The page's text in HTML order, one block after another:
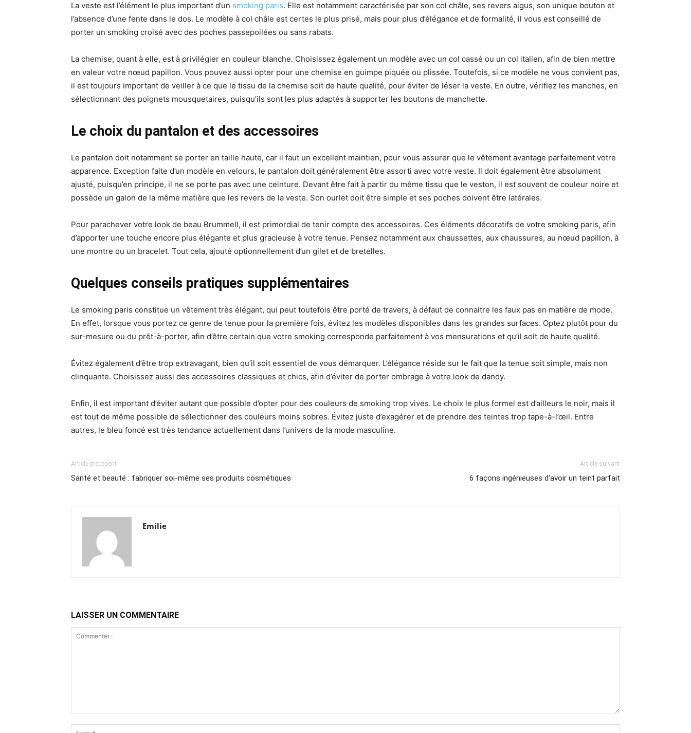
La veste est l’élément le plus important d’un smoking paris. Elle est notamment caractérisée par son col châle, ses revers aigus, son unique bouton et
l’absence d’une fente dans le dos. Le modèle à col châle est certes le plus prisé, mais pour plus d’élégance et de formalité, il vous est conseillé de
porter un smoking croisé avec des poches passepoilées ou sans rabats.
La chemise, quant à elle, est à privilégier en couleur blanche. Choisissez également un modèle avec un col cassé ou un col italien, afin de bien mettre
en valeur votre nœud papillon. Vous pouvez aussi opter pour une chemise en guimpe piquée ou plissée. Toutefois, si ce modèle ne vous convient pas,
il est toujours important de veiller à ce que le tissu de la chemise soit de haute qualité, pour éviter de léser la veste. En outre, vérifiez les manches, en
sélectionnant des poignets mousquetaires, puisqu’ils sont les plus adaptés à supporter les boutons de manchette.
Le choix du pantalon et des accessoires
Le pantalon doit notamment se porter en taille haute, car il faut un excellent maintien, pour vous assurer que le vêtement avantage parfaitement votre
apparence. Exception faite d’un modèle en velours, le pantalon doit généralement être assorti avec votre veste. Il doit également être absolument
ajusté, puisqu’en principe, il ne se porte pas avec une ceinture. Devant être fait à partir du même tissu que le veston, il est souvent de couleur noire et
possède un galon de la même matière que les revers de la veste. Son ourlet doit être simple et ses poches doivent être latérales.
Pour parachever votre look de beau Brummell, il est primordial de tenir compte des accessoires. Ces éléments décoratifs de votre smoking paris, afin
d’apporter une touche encore plus élégante et plus gracieuse à votre tenue. Pensez notamment aux chaussettes, aux chaussures, au nœud papillon, à
une montre ou un bracelet. Tout cela, ajouté optionnellement d’un gilet et de bretelles.
Quelques conseils pratiques supplémentaires
Le smoking paris constitue un vêtement très élégant, qui peut toutefois être porté de travers, à défaut de connaitre les faux pas en matière de mode.
En effet, lorsque vous portez ce genre de tenue pour la première fois, évitez les modèles disponibles dans les grandes surfaces. Optez plutôt pour du
sur-mesure ou du prêt-à-porter, afin d’être certain que votre smoking corresponde parfaitement à vos mensurations et qu’il soit de haute qualité.
Évitez également d’être trop extravagant, bien qu’il soit essentiel de vous démarquer. L’élégance réside sur le fait que la tenue soit simple, mais non
clinquante. Choisissez aussi des accessoires classiques et chics, afin d’éviter de porter ombrage à votre look de dandy.
Enfin, il est important d’éviter autant que possible d’opter pour des couleurs de smoking trop vives. Le choix le plus formel est d’ailleurs le noir, mais il
est tout de même possible de sélectionner des couleurs moins sobres. Évitez juste d’exagérer et de prendre des teintes trop tape-à-l’œil. Entre
autres, le bleu foncé est très tendance actuellement dans l’univers de la mode masculine.
Article précédent
Santé et beauté : fabriquer soi-même ses produits cosmétiques
Article suivant
6 façons ingénieuses d’avoir un teint parfait
Emilie
LAISSER UN COMMENTAIRE